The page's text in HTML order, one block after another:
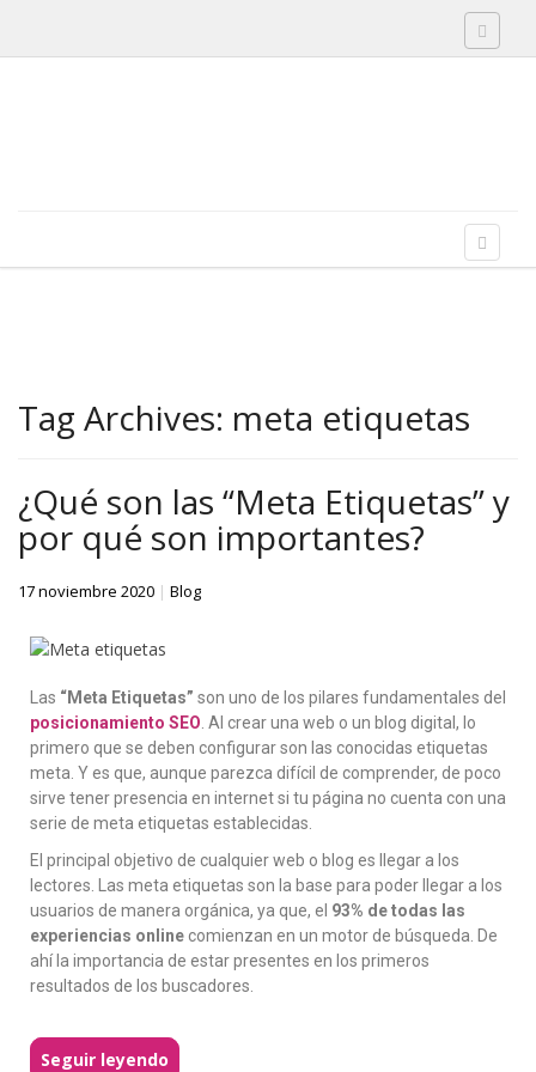
Tag Archives: meta etiquetas
¿Qué son las “Meta Etiquetas” y
por qué son importantes?
17 noviembre 2020 | Blog
Las “Meta Etiquetas” son uno de los pilares fundamentales del
posicionamiento SEO . Al crear una web o un blog digital, lo
primero que se deben configurar son las conocidas etiquetas
meta. Y es que, aunque parezca difícil de comprender, de poco
sirve tener presencia en internet si tu página no cuenta con una
serie de meta etiquetas establecidas.
El principal objetivo de cualquier web o blog es llegar a los
lectores. Las meta etiquetas son la base para poder llegar a los
usuarios de manera orgánica, ya que, el 93% de todas las
experiencias online comienzan en un motor de búsqueda. De
ahí la importancia de estar presentes en los primeros
resultados de los buscadores.
Seguir leyendo